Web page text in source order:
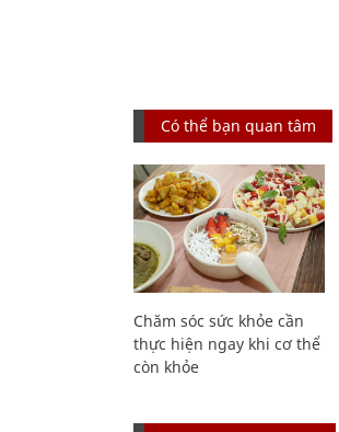
Có thể bạn quan tâm
Chăm sóc sức khỏe cần
thực hiện ngay khi cơ thể
còn khỏe